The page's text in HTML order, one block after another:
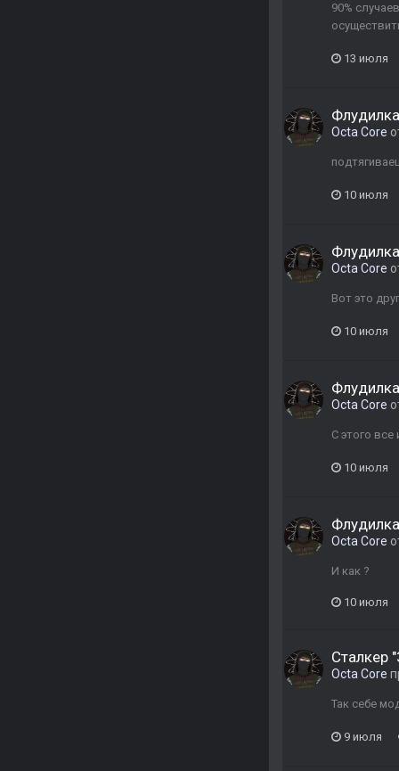
90%
13 июля
Octa Core
10 июля
Octa Core
Вот это
10 июля
Octa Core
С этого все
10 июля
Octa Core
И как ?
10 июля
Сталкер
Octa Core
Так себе
9 июля